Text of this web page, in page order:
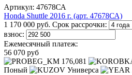
Артикул: 47678СА
Honda Shuttle 2016 г. (арт. 47678СА)
1 170 000 руб. Срок рассрочки:
взнос:
Ежемесячный платеж:
56 070 руб
176,081
Поный
Универса